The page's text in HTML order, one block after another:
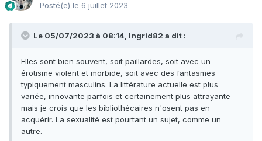
Posté(e) le 6 juillet 2023
Le 05/07/2023 à 08:14, Ingrid82 a dit :
Elles sont bien souvent, soit paillardes, soit avec un
érotisme violent et morbide, soit avec des fantasmes
typiquement masculins. La littérature actuelle est plus
variée, innovante parfois et certainement plus attrayante
mais je crois que les bibliothécaires n'osent pas en
acquérir. La sexualité est pourtant un sujet, comme un
autre.